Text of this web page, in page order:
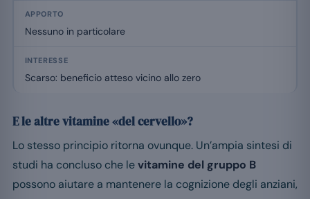
Nessuno in particolare
Scarso: beneficio atteso vicino allo zero
E le altre vitamine «del cervello»?
Lo stesso principio ritorna ovunque. Un’ampia sintesi di
studi ha concluso che levitamine del gruppo B
possono aiutare a mantenere la cognizione degli anziani,